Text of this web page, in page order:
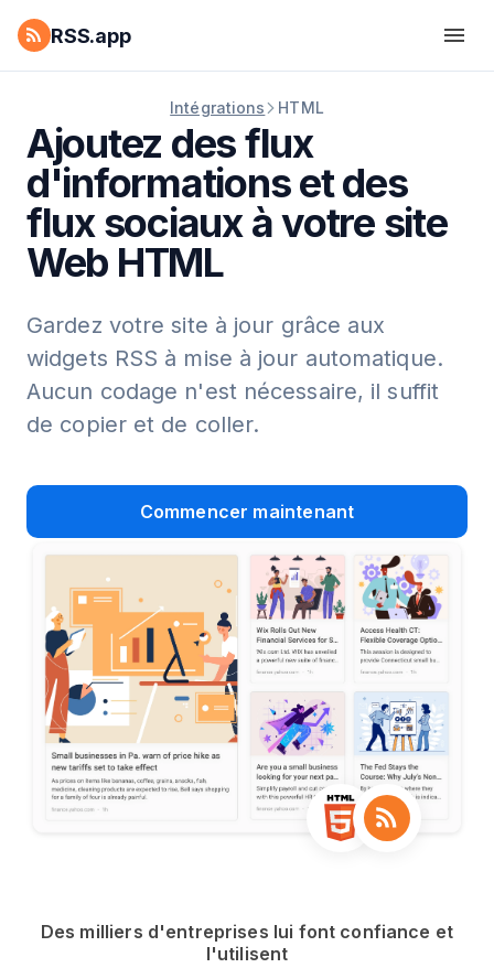
RSS.app
Intégrations HTML
Ajoutez des flux
d'informations et des
flux sociaux à votre site
Web HTML
Gardez votre site à jour grâce aux
widgets RSS à mise à jour automatique.
Aucun codage n'est nécessaire, il suffit
de copier et de coller.
Commencer maintenant
Des milliers d'entreprises lui font confiance et
l'utilisent